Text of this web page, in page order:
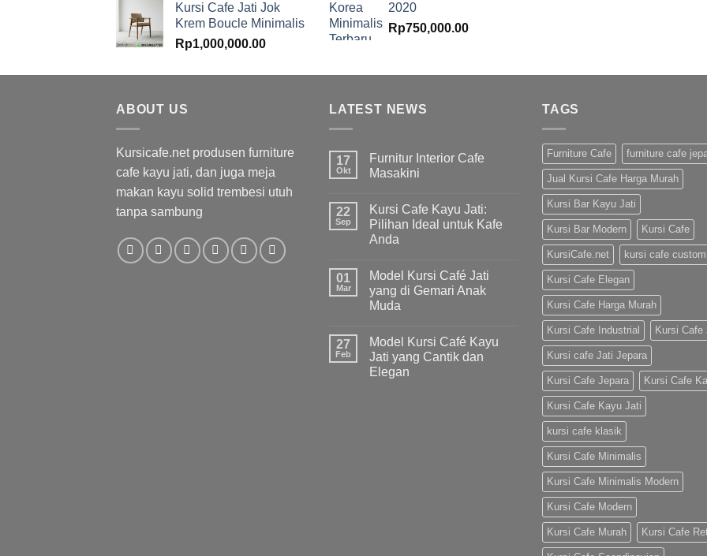
Kursi Cafe Jati Jok
Krem Boucle Minimalis
Rp1,000,000.00
2020
Rp750,000.00
ABOUT US
Kursicafe.net produsen furniture
cafe kayu jati, dan juga meja
makan kayu solid trembesi utuh
tanpa sambung
LATEST NEWS
17
Okt
Furnitur Interior Cafe
Masakini
22
Sep
Kursi Cafe Kayu Jati:
Pilihan Ideal untuk Kafe
Anda
01
Mar
Model Kursi Café Jati
yang di Gemari Anak
Muda
27
Feb
Model Kursi Café Kayu
Jati yang Cantik dan
Elegan
TAGS
Furniture Cafe furniture cafe
Jual Kursi Cafe Harga Murah
Kursi Bar Kayu Jati
Kursi Bar Modern Kursi Cafe
KursiCafe.net kursi cafe custom
Kursi Cafe Elegan
Kursi Cafe Harga Murah
Kursi Cafe Industrial Kursi Cafe
Kursi cafe Jati Jepara
Kursi Cafe Jepara Kursi Cafe
Kursi Cafe Kayu Jati
kursi cafe klasik
Kursi Cafe Minimalis
Kursi Cafe Minimalis Modern
Kursi Cafe Modern
Kursi Cafe Murah Kursi Cafe